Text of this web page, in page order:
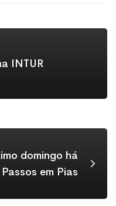
INTUR
domingo há
em Pias